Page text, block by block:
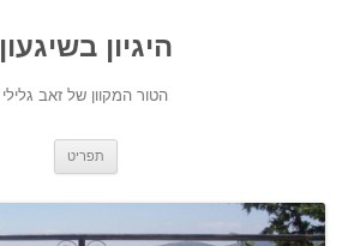
היגיון בשיגעון
הטור המקוון של זאב גלילי
תפריט